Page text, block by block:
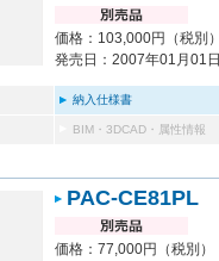
価格：103,000円（税別）
発売日：2007年01月01日
納入仕様書
BIM・3DCAD・属性情報
PAC-CE81PL
価格：77,000円（税別）